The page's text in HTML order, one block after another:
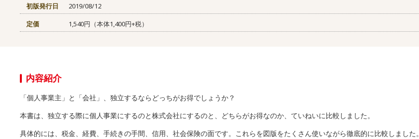
初版発行日
2019/08/12
定価
1,540円（本体1,400円+税）
内容紹介
「個人事業主」と「会社」、独立するならどっちがお得でしょうか？
本書は、独立する際に個人事業にするのと株式会社にするのと、どちらがお得なのか、ていねいに比較しました。
具体的には、税金、経費、手続きの手間、信用、社会保険の面です。これらを図版をたくさん使いながら徹底的に比較しました。